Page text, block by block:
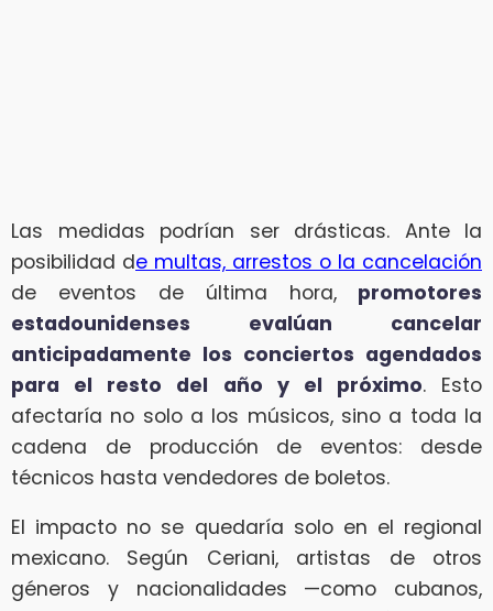
Las medidas podrían ser drásticas. Ante la
posibilidad de multas, arrestos o la cancelación
de eventos de última hora, promotores
estadounidenses evalúan cancelar
anticipadamente los conciertos agendados
para el resto del año y el próximo. Esto
afectaría no solo a los músicos, sino a toda la
cadena de producción de eventos: desde
técnicos hasta vendedores de boletos.
El impacto no se quedaría solo en el regional
mexicano. Según Ceriani, artistas de otros
géneros y nacionalidades —como cubanos,